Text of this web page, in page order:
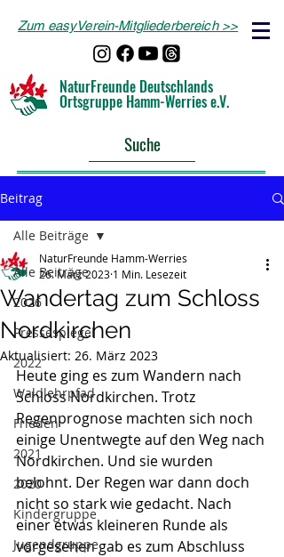
Zum easyVerein-Mitgliederbereich >>
NaturFreunde Deutschlands
Ortsgruppe Hamm-Werries e.V.
Suche
Beitrag
Alle Beiträge
2026
Pressespiegel
2022
Waldlehrpfad
Frieden
2021
2020
Kindergruppe
Jugendgruppe
Alle Beiträge
Wandertag zum Schloss
Nordkirchen
NaturFreunde Hamm-Werries
26. März 2023 1 Min. Lesezeit
Aktualisiert: 26. März 2023
Heute ging es zum Wandern nach
Schloss Nordkirchen. Trotz
Regenprognose machten sich noch
einige Unentwegte auf den Weg nach
Nordkirchen. Und sie wurden
belohnt. Der Regen war dann doch
nicht so stark wie gedacht. Nach
einer etwas kleineren Runde als
vorgesehen gab es zum Abschluss